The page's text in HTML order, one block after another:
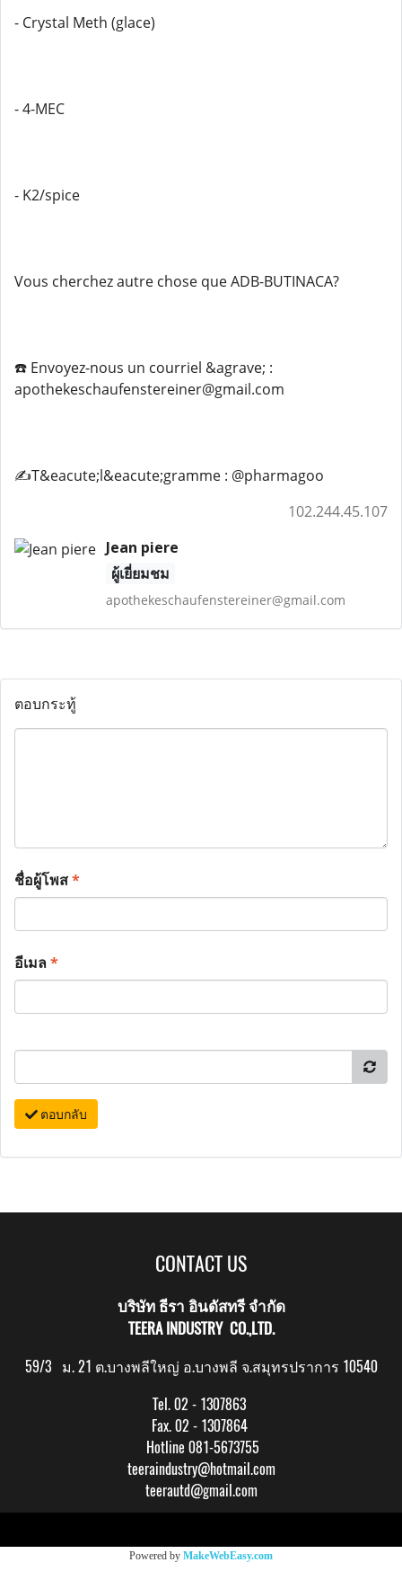
- Crystal Meth (glace)
- 4-MEC
- K2/spice
Vous cherchez autre chose que ADB-BUTINACA?
☎️ Envoyez-nous un courriel &agrave; :
apothekeschaufenstereiner@gmail.com
✍️T&eacute;l&eacute;gramme : @pharmagoo
102.244.45.107
Jean piere
ผู้เยี่ยมชม
apothekeschaufenstereiner@gmail.com
ตอบกระทู้
ชื่อผู้โพส*
อีเมล*
ตอบกลับ
CONTACT US
บริษัท ธีรา อินดัสทรี จำกัด
TEERA INDUSTRY CO.,LTD.
59/3 ม. 21 ต.บางพลีใหญ่ อ.บางพลี จ.สมุทรปราการ 10540
Tel. 02 - 1307863
Fax. 02 - 1307864
Hotline 081-5673755
teeraindustry@hotmail.com
teerautd@gmail.com
Powered by MakeWebEasy.com